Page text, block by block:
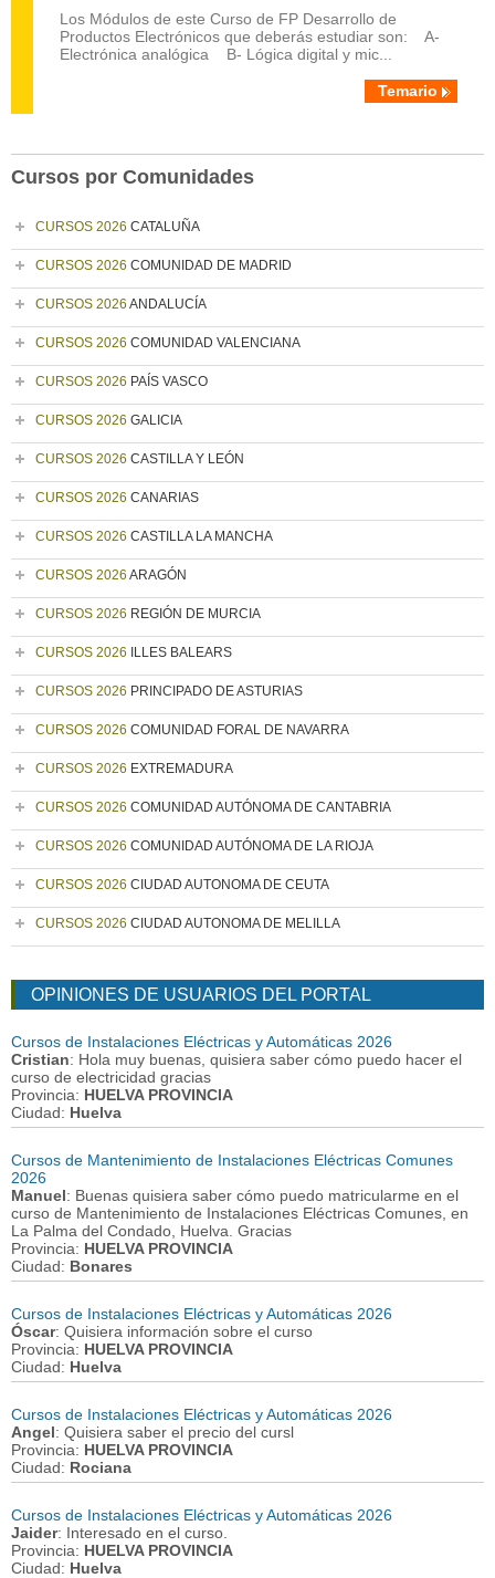
Los Módulos de este Curso de FP Desarrollo de
Productos Electrónicos que deberás estudiar son: A-
Electrónica analógica B- Lógica digital y mic...
Temario
Cursos por Comunidades
CURSOS 2026 CATALUÑA
CURSOS 2026 COMUNIDAD DE MADRID
CURSOS 2026 ANDALUCÍA
CURSOS 2026 COMUNIDAD VALENCIANA
CURSOS 2026 PAÍS VASCO
CURSOS 2026 GALICIA
CURSOS 2026 CASTILLA Y LEÓN
CURSOS 2026 CANARIAS
CURSOS 2026 CASTILLA LA MANCHA
CURSOS 2026 ARAGÓN
CURSOS 2026 REGIÓN DE MURCIA
CURSOS 2026 ILLES BALEARS
CURSOS 2026 PRINCIPADO DE ASTURIAS
CURSOS 2026 COMUNIDAD FORAL DE NAVARRA
CURSOS 2026 EXTREMADURA
CURSOS 2026 COMUNIDAD AUTÓNOMA DE CANTABRIA
CURSOS 2026 COMUNIDAD AUTÓNOMA DE LA RIOJA
CURSOS 2026 CIUDAD AUTONOMA DE CEUTA
CURSOS 2026 CIUDAD AUTONOMA DE MELILLA
OPINIONES DE USUARIOS DEL PORTAL
Cursos de Instalaciones Eléctricas y Automáticas 2026
Cristian: Hola muy buenas, quisiera saber cómo puedo hacer el
curso de electricidad gracias
Provincia: HUELVA PROVINCIA
Ciudad: Huelva
Cursos de Mantenimiento de Instalaciones Eléctricas Comunes
2026
Manuel: Buenas quisiera saber cómo puedo matricularme en el
curso de Mantenimiento de Instalaciones Eléctricas Comunes, en
La Palma del Condado, Huelva. Gracias
Provincia: HUELVA PROVINCIA
Ciudad: Bonares
Cursos de Instalaciones Eléctricas y Automáticas 2026
Óscar: Quisiera información sobre el curso
Provincia: HUELVA PROVINCIA
Ciudad: Huelva
Cursos de Instalaciones Eléctricas y Automáticas 2026
Angel: Quisiera saber el precio del cursl
Provincia: HUELVA PROVINCIA
Ciudad: Rociana
Cursos de Instalaciones Eléctricas y Automáticas 2026
Jaider: Interesado en el curso.
Provincia: HUELVA PROVINCIA
Ciudad: Huelva